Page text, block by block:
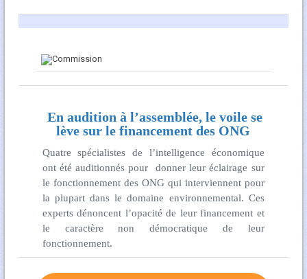
En audition à l’assemblée, le voile se
lève sur le financement des ONG
Quatre spécialistes de l’intelligence économique
ont été auditionnés pour donner leur éclairage sur
le fonctionnement des ONG qui interviennent pour
la plupart dans le domaine environnemental. Ces
experts dénoncent l’opacité de leur financement et
le caractère non démocratique de leur
fonctionnement.